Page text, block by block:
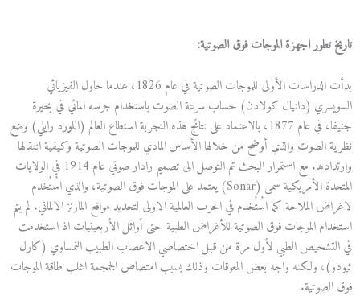
تاريخ تطور اجهزة الموجات فوق الصوتية:
بدأت الدراسات الأولى للموجات الصوتية في عام 1826، عندما حاول الفيزيائي
السويسري (دانيال كولادن) حساب سرعة الصوت باستخدام جرسه المائي في بحيرة
جنيفا، في عام 1877، بالاعتماد على نتائج هذه التجربة استطاع العالم (اللورد رايلي) وضع
نظرية الصوت والذي أوضح من خلالها الأساس المادي للموجات الصوتية وكيفية انتقالها
وارتدادها. مع استمرار البحث تم التوصل الى تصميم رادار صوتي عام 1914 في الولايات
المتحدة الأمريكية سمى (Sonar) يعتمد على الموجات فوق الصوتية، والذي اسُتُخدم
لاغراض الملاحة كما اسُتُخدم في الحرب العالمية الاولى لتحديد مواقع المارنز الالماني. لم يتم
استخدام الموجات فوق الصوتية للأغراض الطبية حتى أوائل الأربعينيات اذ استخدمت
في التشخيص الطبي لأول مرة من قبل اختصاصي الاعصاب الطبيب النمساوي (كارل
ثيودو)، ولكنه واجه بعض المعوقات وذلك بسبب امتصاص الجمجمة اغلب طاقة الموجات
فوق الصوتية.